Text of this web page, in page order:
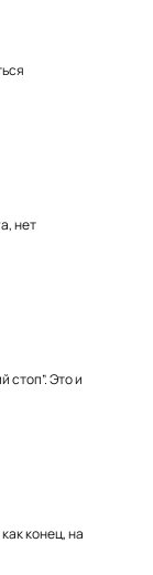
нет
стоп”. Это и
конец, на